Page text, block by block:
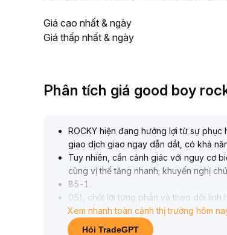
Giá cao nhất & ngày
Giá thấp nhất & ngày
Phân tích giá good boy
ROCKY hiện đang hưởng lợi từ sự
giao dịch giao ngay dẫn dắt, có khả
Tuy nhiên, cần cảnh giác với nguy cơ
cùng vị thế tăng nhanh; khuyến nghị
85-1 .
05), chốt lời từng phần và theo dõi linh
bằng giữa rủi ro và lợi nhuận.
Xem nhanh toàn cảnh thị trường hôm
Hỏi TradeGPT